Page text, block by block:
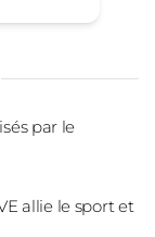
par le
allie le sport et